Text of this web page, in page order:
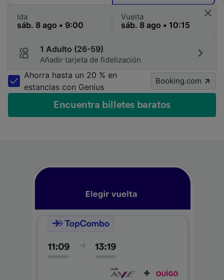
Ida Vuelta
1 Adulto (26-59)
Añadir tarjeta de fidelización
Ahorra hasta un 20 % en
estancias con Genius
Booking.com
Encuentra billetes baratos